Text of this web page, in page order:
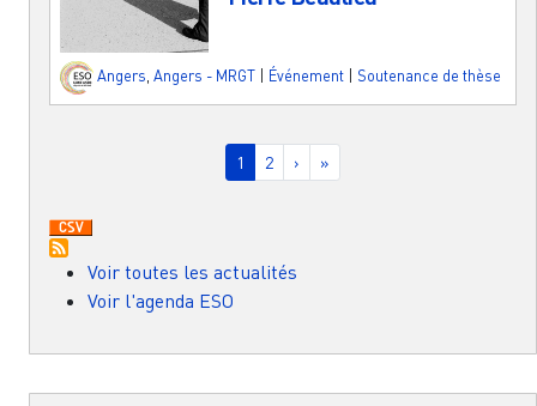
Angers Angers - MRGT Événement Soutenance de thèse
Page courante
1 Page
2 Page suivante
› Dernière page
»
Voir toutes les actualités
Voir l'agenda ESO